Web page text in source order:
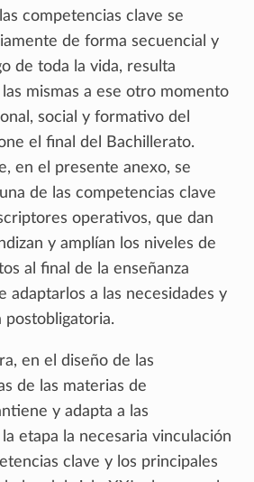
competencias clave se
de forma secuencial y
de toda la vida, resulta
mismas a ese otro momento
social y formativo del
el final del Bachillerato.
en el presente anexo, se
de las competencias clave
operativos, que dan
y amplían los niveles de
al final de la enseñanza
adaptarlos a las necesidades y
postobligatoria.
en el diseño de las
de las materias de
y adapta a las
etapa la necesaria vinculación
clave y los principales